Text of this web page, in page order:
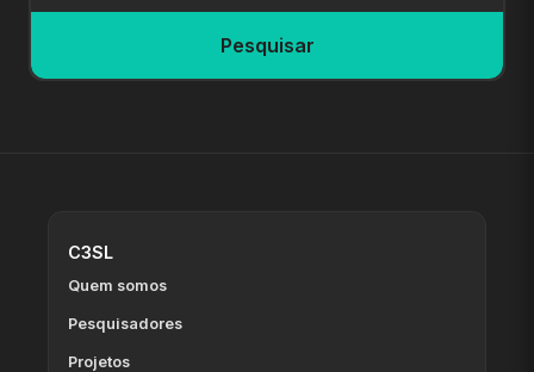
Pesquisar
C3SL
Quem somos
Pesquisadores
Projetos